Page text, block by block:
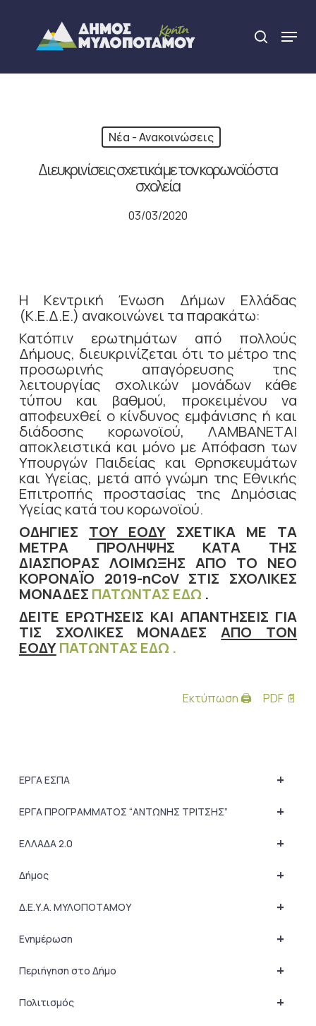
content
search
Menu
Νέα - Ανακοινώσεις
Διευκρινίσεις σχετικά με τον κορωνοϊό στα
σχολεία
03/03/2020
Η Κεντρική Ένωση Δήμων Ελλάδας
(Κ.Ε.Δ.Ε.) ανακοινώνει τα παρακάτω:
Κατόπιν ερωτημάτων από πολλούς
Δήμους, διευκρινίζεται ότι το μέτρο της
προσωρινής απαγόρευσης της
λειτουργίας σχολικών μονάδων κάθε
τύπου και βαθμού, προκειμένου να
αποφευχθεί ο κίνδυνος εμφάνισης ή και
διάδοσης κορωνοϊού, ΛΑΜΒΑΝΕΤΑΙ
αποκλειστικά και μόνο με Απόφαση των
Υπουργών Παιδείας και Θρησκευμάτων
και Υγείας, μετά από γνώμη της Εθνικής
Επιτροπής προστασίας της Δημόσιας
Υγείας κατά του κορωνοϊού.
ΟΔΗΓΙΕΣ TOY ΕΟΔΥΣΧΕΤΙΚΑ ΜΕ ΤΑ
ΜΕΤΡΑ ΠΡΟΛΗΨΗΣ ΚΑΤΑ ΤΗΣ
ΔΙΑΣΠΟΡΑΣ ΛΟΙΜΩΞΗΣ ΑΠΟ ΤΟ ΝΕΟ
ΚΟΡΟΝΑΪΟ 2019-nCoV ΣΤΙΣ ΣΧΟΛΙΚΕΣ
ΜΟΝΑΔΕΣ ΠΑΤΩΝΤΑΣ ΕΔΩ .
ΔΕΙΤΕ ΕΡΩΤΗΣΕΙΣ ΚΑΙ ΑΠΑΝΤΗΣΕΙΣ ΓΙΑ
ΤΙΣ ΣΧΟΛΙΚΕΣ ΜΟΝΑΔΕΣΑΠΟ ΤΟΝ
ΕΟΔΥΠΑΤΩΝΤΑΣ ΕΔΩ .
Εκτύπωση 🖨 PDF 📄
+
ΕΡΓΑ ΕΣΠΑ
+
ΕΡΓΑ ΠΡΟΓΡΑΜΜΑΤΟΣ “ΑΝΤΩΝΗΣ ΤΡΙΤΣΗΣ”
+
ΕΛΛΑΔΑ 2.0
+
Δήμος
+
Δ.Ε.Υ.Α. ΜΥΛΟΠΟΤΑΜΟΥ
+
Ενημέρωση
+
Περιήγηση στο Δήμο
+
Πολιτισμός
Close